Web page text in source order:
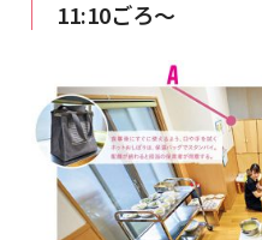
11:10ごろ～